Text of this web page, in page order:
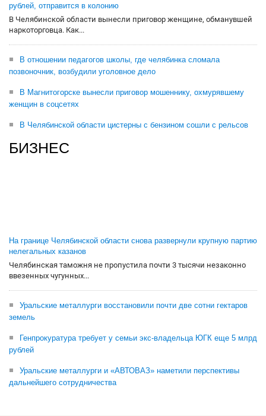
рублей, отправится в колонию
В Челябинской области вынесли приговор женщине, обманувшей
наркоторговца. Как...
В отношении педагогов школы, где челябинка сломала
позвоночник, возбудили уголовное дело
В Магнитогорске вынесли приговор мошеннику, охмурявшему
женщин в соцсетях
В Челябинской области цистерны с бензином сошли с рельсов
БИЗНЕС
На границе Челябинской области снова развернули крупную партию
нелегальных казанов
Челябинская таможня не пропустила почти 3 тысячи незаконно
ввезенных чугунных...
Уральские металлурги восстановили почти две сотни гектаров
земель
Генпрокуратура требует у семьи экс-владельца ЮГК еще 5 млрд
рублей
Уральские металлурги и «АВТОВАЗ» наметили перспективы
дальнейшего сотрудничества